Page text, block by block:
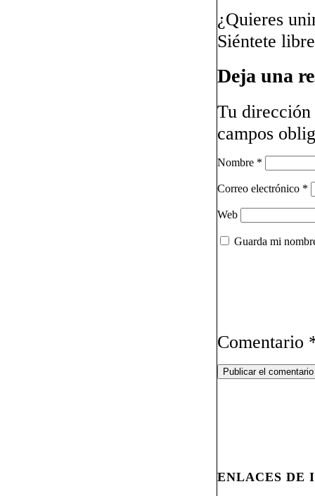
¿Quieres
Siéntete
Deja una
Tu dirección
campos
Nombre *
Correo electrónico *
Web
Guarda mi
Comentario
ENLACES DE